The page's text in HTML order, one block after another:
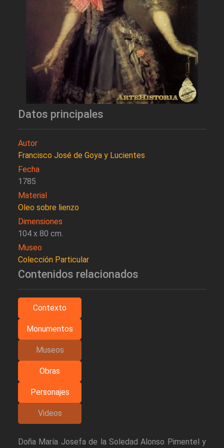
Datos principales
Autor
Francisco José de Goya y Lucientes
Fecha
1785
Material
Oleo sobre lienzo
Dimensiones
104 x 80 cm.
Museo
Colección Particular
Contenidos relacionados
Contexto
Monumentos
Museos
Obras
Personajes
Videos
Doña María Josefa de la Soledad Alonso Pimentel y